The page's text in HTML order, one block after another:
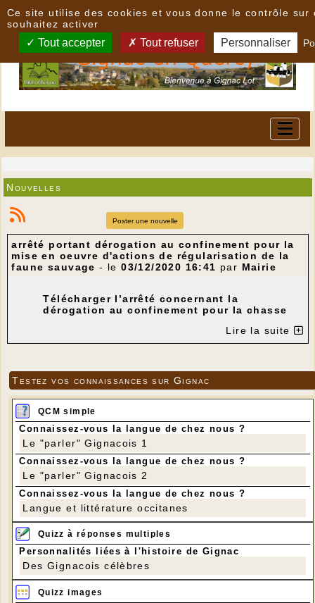
Nouvelles
Poster une nouvelle
arrêté portant dérogation au confinement pour la
mise en oeuvre d'actions de régularisation de la
faune sauvage - le03/12/2020 16:41 par Mairie
Télécharger l’arrêté concernant la
dérogation au confinement pour la chasse
Lire la suite
Testez vos connaissances sur Gignac
QCM simple
Connaissez-vous la langue de chez nous ?
Le "parler" Gignacois 1
Connaissez-vous la langue de chez nous ?
Le "parler" Gignacois 2
Connaissez-vous la langue de chez nous ?
Langue et littérature occitanes
Quizz à réponses multiples
Personnalités liées à l'histoire de Gignac
Des Gignacois célèbres
Quizz images
Ce site utilise des cookies et vous donne le contrôle sur
souhaitez activer
Tout accepter Tout refuser Personnaliser